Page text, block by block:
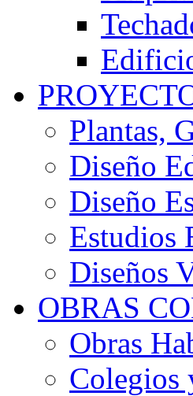
Plantas,
Diseño
Diseño
Estudios
Diseños
OBRAS
Obras
Colegios